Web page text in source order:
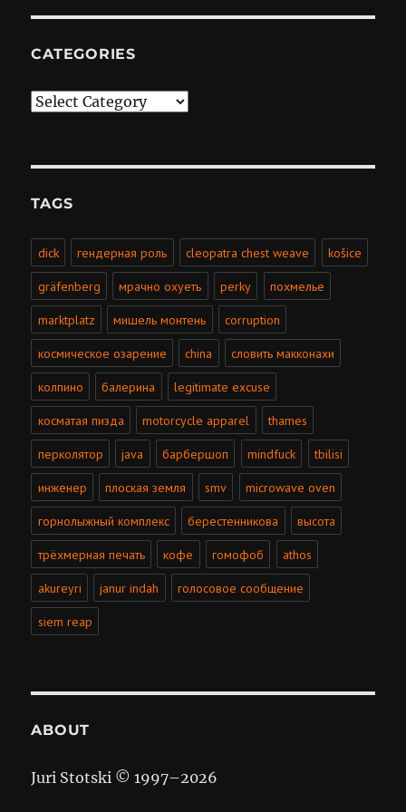
CATEGORIES
Categories
TAGS
dick гендерная роль cleopatra chest weave košice
gräfenberg мрачно охуеть perky похмелье
marktplatz мишель монтень corruption
космическое озарение china словить макконахи
колпино балерина legitimate excuse
косматая пизда motorcycle apparel thames
перколятор java барбершоп mindfuck tbilisi
инженер плоская земля smv microwave oven
горнолыжный комплекс берестенникова высота
трёхмерная печать кофе гомофоб athos
akureyri janur indah голосовое сообщение
siem reap
ABOUT
Juri Stotski © 1997–2026